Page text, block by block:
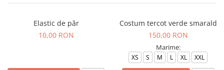
Bluze Maria
Bluze medicale uni
Halate medicale
Elastic de păr
10,00 RON
Costum tercot verde smarald
150,00 RON
Marime:
XS S M L XL XXL